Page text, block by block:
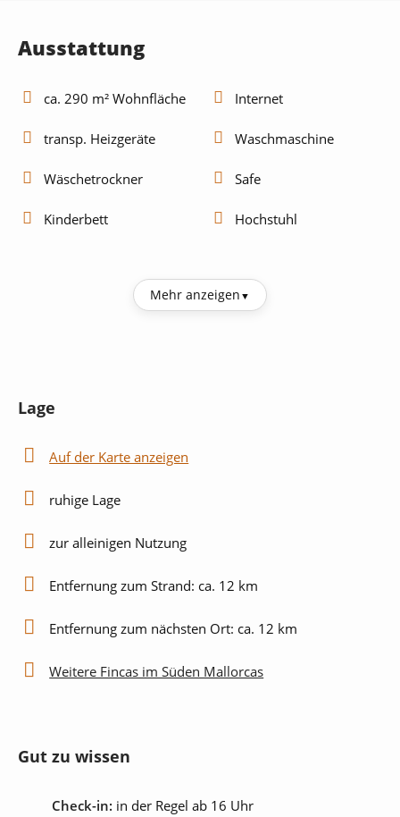
Ausstattung
ca. 290 m² Wohnfläche Internet
transp. Heizgeräte Waschmaschine
Wäschetrockner Safe
Kinderbett Hochstuhl
Backofen
Küchenutensilien
Außenbereich
Pool Außendusche
Unterhaltung
Mehr anzeigen
Lage
Auf der Karte anzeigen
ruhige Lage
zur alleinigen Nutzung
Entfernung zum Strand: ca. 12 km
Entfernung zum nächsten Ort: ca. 12 km
Weitere Fincas im Süden Mallorcas
Gut zu wissen
Check-in: in der Regel ab 16 Uhr